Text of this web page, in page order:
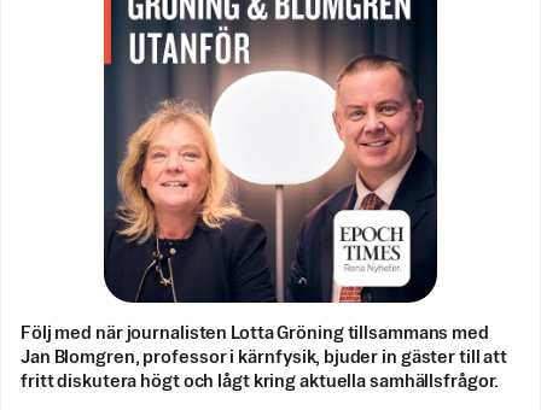
Följ med när journalisten Lotta Gröning tillsammans med
Jan Blomgren, professor i kärnfysik, bjuder in gäster till att
fritt diskutera högt och lågt kring aktuella samhällsfrågor.